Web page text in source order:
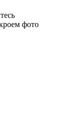
фото